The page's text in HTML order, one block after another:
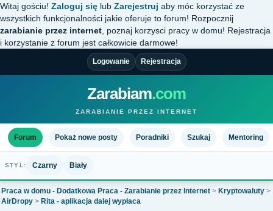
Witaj gościu! Zaloguj się lub Zarejestruj aby móc korzystać ze
wszystkich funkcjonalności jakie oferuje to forum! Rozpocznij
zarabianie przez internet , poznaj korzysci pracy w domu! Rejestracja
i korzystanie z forum jest całkowicie darmowe!
Logowanie Rejestracja
Zarabiam.com
ZARABIANIE PRZEZ INTERNET
Forum Pokaż nowe posty Poradniki Szukaj Mentoring
STYL: Czarny Biały
Praca w domu - Dodatkowa Praca - Zarabianie przez Internet > Kryptowaluty >
AirDropy > Rita - aplikacja dalej wypłaca